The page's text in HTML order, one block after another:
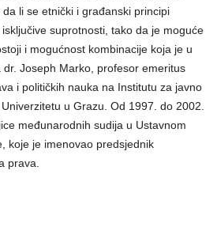
li se etnički i građanski principi
suprotnosti, tako da je moguće
i mogućnost kombinacije koja je u
Joseph Marko, profesor emeritus
i političkih nauka na Institutu za javno
u Grazu. Od 1997. do 2002.
međunarodnih sudija u Ustavnom
koje je imenovao predsjednik
prava.